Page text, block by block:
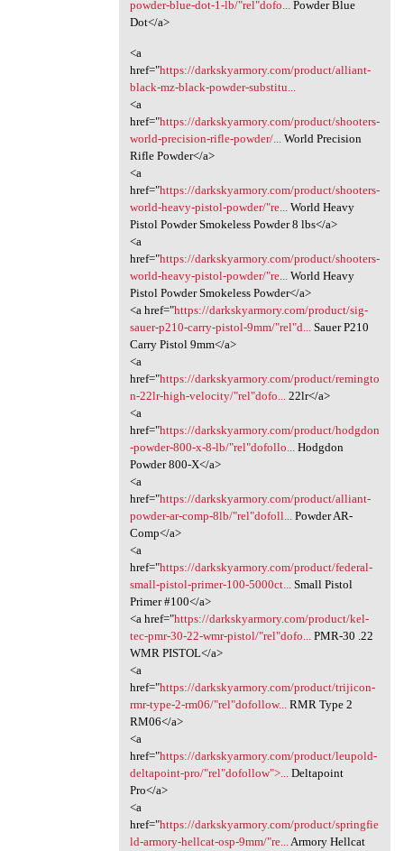
powder-blue-dot-1-lb/"rel"dofo...
Powder Blue
Dot</a>
<a
href="https://darkskyarmory.com/product/alliant-
black-mz-black-powder-substitu...
<a
href="https://darkskyarmory.com/product/shooters-
world-precision-rifle-powder/...World Precision
Rifle Powder</a>
<a
href="https://darkskyarmory.com/product/shooters-
world-heavy-pistol-powder/"re...World Heavy
Pistol Powder Smokeless Powder 8 lbs</a>
<a
href="https://darkskyarmory.com/product/shooters-
world-heavy-pistol-powder/"re...World Heavy
Pistol Powder Smokeless Powder</a>
<a href="https://darkskyarmory.com/product/sig-
sauer-p210-carry-pistol-9mm/"rel"d...Sauer P210
Carry Pistol 9mm</a>
<a
href="https://darkskyarmory.com/product/remingto
n-22lr-high-velocity/"rel"dofo...22lr</a>
<a
href="https://darkskyarmory.com/product/hodgdon
-powder-800-x-8-lb/"rel"dofollo...Hodgdon
Powder 800-X</a>
<a
href="https://darkskyarmory.com/product/alliant-
powder-ar-comp-8lb/"rel"dofoll...Powder AR-
Comp</a>
<a
href="https://darkskyarmory.com/product/federal-
small-pistol-primer-100-5000ct...Small Pistol
Primer #100</a>
<a href="https://darkskyarmory.com/product/kel-
tec-pmr-30-22-wmr-pistol/"rel"dofo...PMR-30 .22
WMR PISTOL</a>
<a
href="https://darkskyarmory.com/product/trijicon-
rmr-type-2-rm06/"rel"dofollow...RMR Type 2
RM06</a>
<a
href="https://darkskyarmory.com/product/leupold-
deltapoint-pro/"rel"dofollow">...Deltapoint
Pro</a>
<a
href="https://darkskyarmory.com/product/springfie
ld-armory-hellcat-osp-9mm/"re...Armory Hellcat